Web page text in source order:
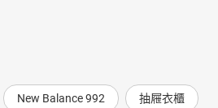
New Balance 992 抽屜衣櫃